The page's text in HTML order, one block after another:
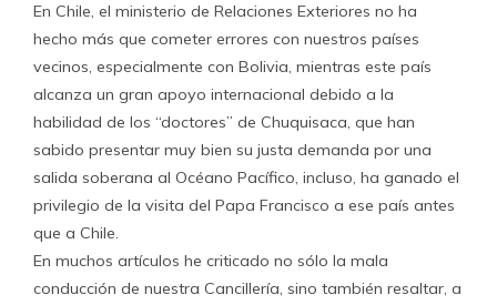
En Chile, el ministerio de Relaciones Exteriores no ha
hecho más que cometer errores con nuestros países
vecinos, especialmente con Bolivia, mientras este país
alcanza un gran apoyo internacional debido a la
habilidad de los “doctores” de Chuquisaca, que han
sabido presentar muy bien su justa demanda por una
salida soberana al Océano Pacífico, incluso, ha ganado el
privilegio de la visita del Papa Francisco a ese país antes
que a Chile.
En muchos artículos he criticado no sólo la mala
conducción de nuestra Cancillería, sino también resaltar, a